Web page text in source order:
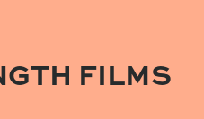
FILMS